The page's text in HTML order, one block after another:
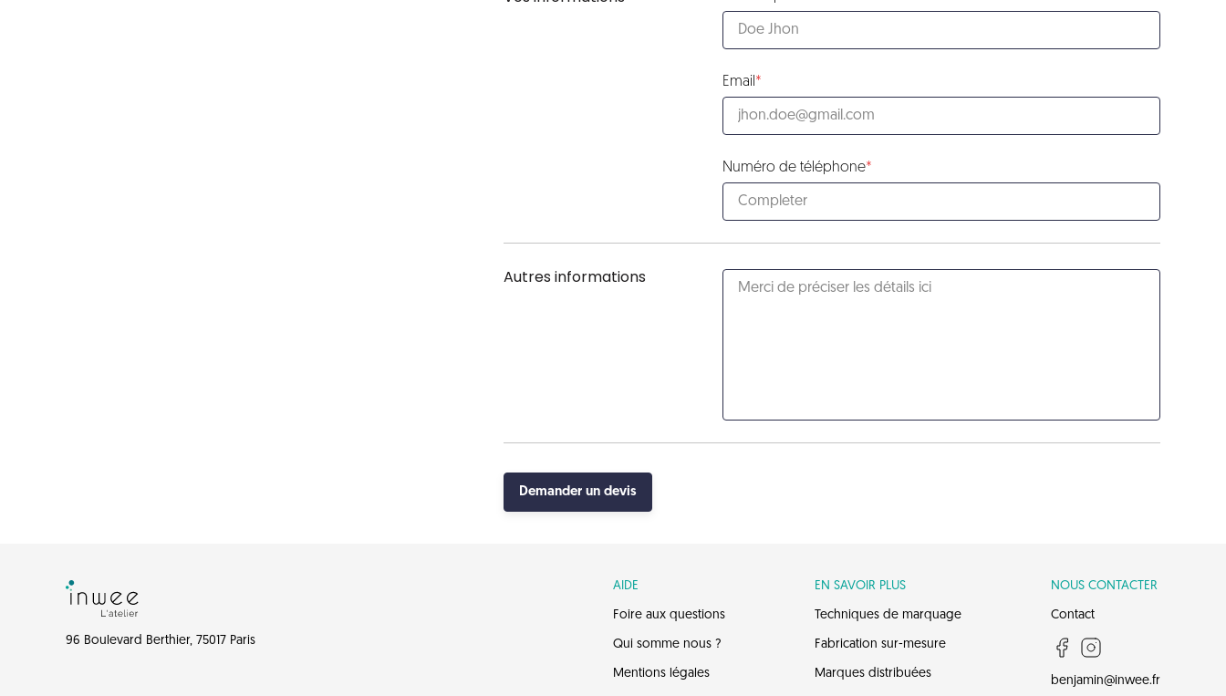
Email
Numéro de téléphone
Autres informations
Demander un devis
96 Boulevard Berthier, 75017 Paris
AIDE
Foire aux questions
Qui somme nous ?
Mentions légales
EN SAVOIR PLUS
Techniques de marquage
Fabrication sur-mesure
Marques distribuées
NOUS CONTACTER
Contact
benjamin@inwee.fr